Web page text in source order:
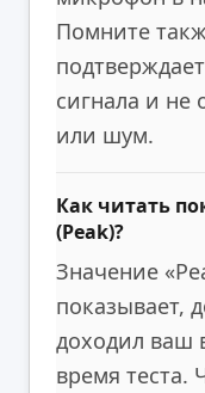
Помните
сигнала и не
или шум.
Как читать
(Peak)?
Значение
показывает,
доходил ваш
время